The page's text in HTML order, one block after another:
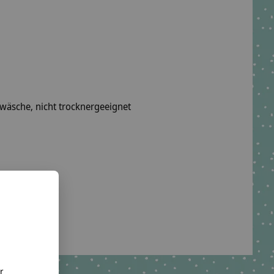
nicht trocknergeeignet